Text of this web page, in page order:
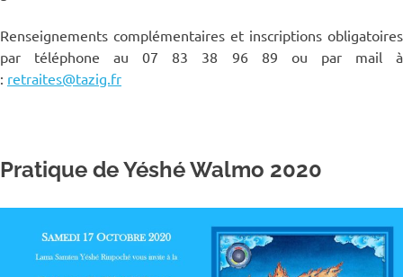
Renseignements complémentaires et inscriptions obligatoires
par téléphone au 07 83 38 96 89 ou par mail à
: retraites@tazig.fr
Pratique de Yéshé Walmo 2020